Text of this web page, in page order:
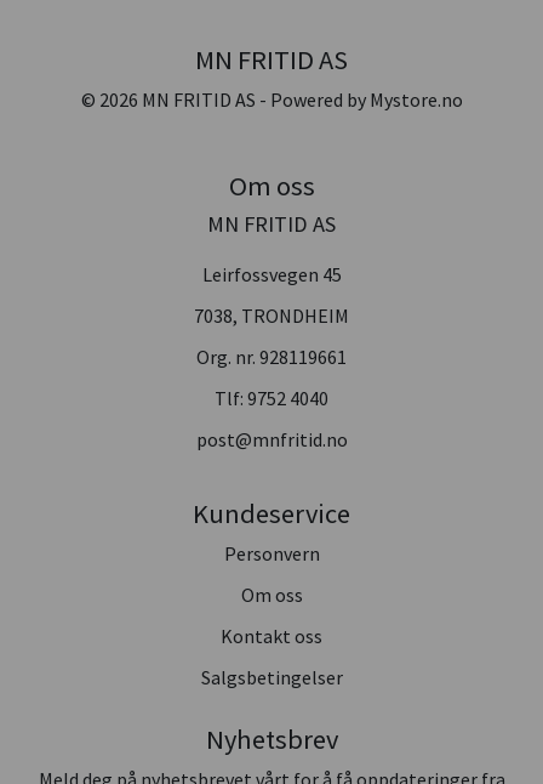
MN FRITID AS
© 2026 MN FRITID AS - Powered by Mystore.no
Om oss
MN FRITID AS
Leirfossvegen 45
7038, TRONDHEIM
Org. nr. 928119661
Tlf: 9752 4040
post@mnfritid.no
Kundeservice
Personvern
Om oss
Kontakt oss
Salgsbetingelser
Nyhetsbrev
Meld deg på nyhetsbrevet vårt for å få oppdateringer fra